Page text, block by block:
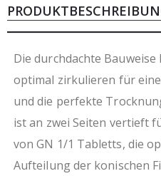
beständig gegen
beugt Schäden am
stapelbar
recyclebar
abgestimmt auf
Die durchdachte
optimal zirkulieren für
und die perfekte
ist an zwei Seiten vertieft
von GN 1/1 Tabletts, die
Aufteilung der konischen